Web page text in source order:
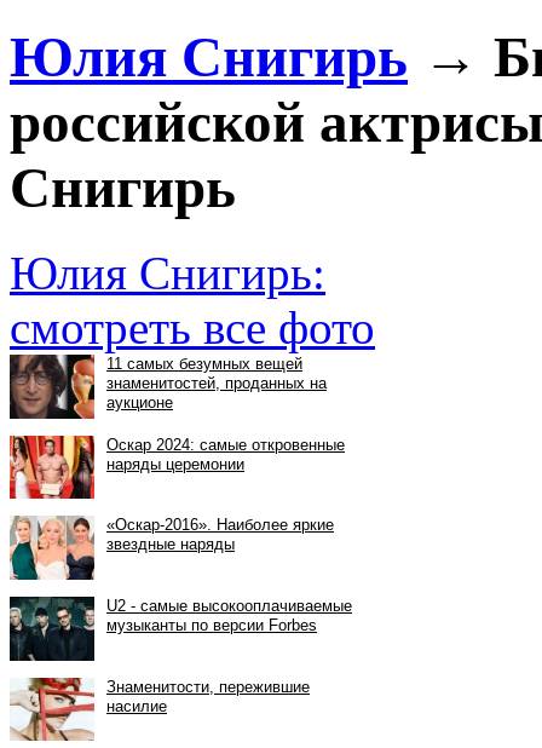
Юлия Снигирь →
российской
Снигирь
Юлия Снигирь:
смотреть все фото